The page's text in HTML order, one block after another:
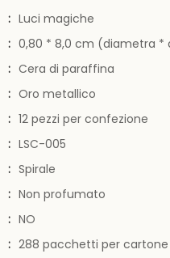
: Luci magiche
: 0,80 * 8,0 cm (diametra *
: Cera di paraffina
: Oro metallico
: 12 pezzi per confezione
: LSC-005
: Spirale
: Non profumato
: NO
: 288 pacchetti per cartone